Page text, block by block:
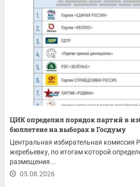
ЦИК определил порядок партий в
бюллетене на выборах в Госдуму
Центральная избирательная комиссия
жеребьевку, по итогам которой
размещения...
05.08.2026